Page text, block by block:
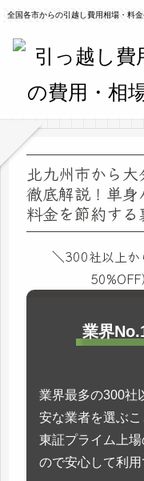
全国各市からの引越し費用相場・料
北九州市から
徹底解説！単
料金を節約する
＼300社以上か
業界
業界最多の300社
安な業者を選ぶこ
東証プライム上
ので安心して利